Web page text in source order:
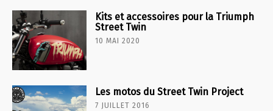
Kits et accessoires pour la Triumph
Street Twin
10 MAI 2020
Les motos du Street Twin Project
7 JUILLET 2016